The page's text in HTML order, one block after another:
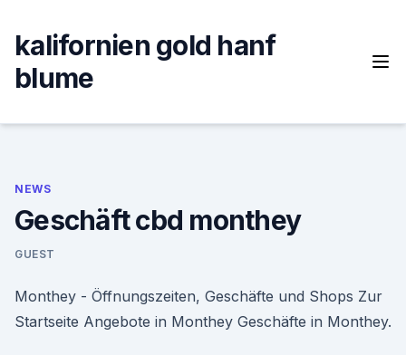
content
kalifornien gold hanf
blume
NEWS
Geschäft cbd monthey
GUEST
Monthey - Öffnungszeiten, Geschäfte und Shops Zur
Startseite Angebote in Monthey Geschäfte in Monthey.